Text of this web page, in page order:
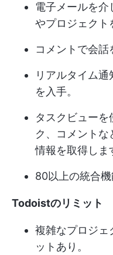
電子メールを介
やプロジェクト
コメントで会話
リアルタイム
を入手。
タスクビューを
ク、コメント
情報を取得しま
80以上の統合
Todoistのリミット
複雑なプロジェ
ットあり。